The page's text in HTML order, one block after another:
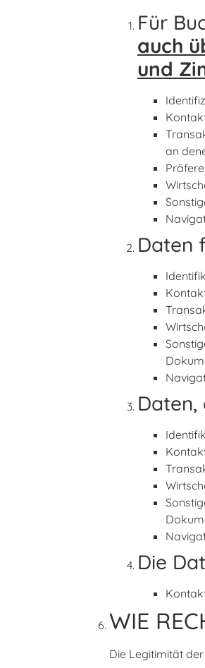
Für
auch
und
an
Daten
Daten,
Die
WIE
Die Legitimität